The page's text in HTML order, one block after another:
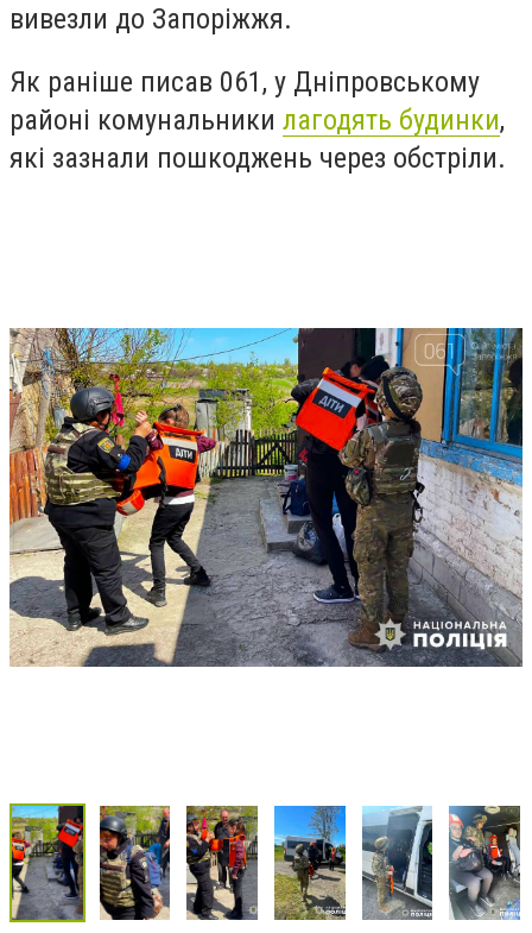
вивезли до Запоріжжя.
Як раніше писав 061, у Дніпровському
районі комунальники лагодять будинки,
які зазнали пошкоджень через обстріли.